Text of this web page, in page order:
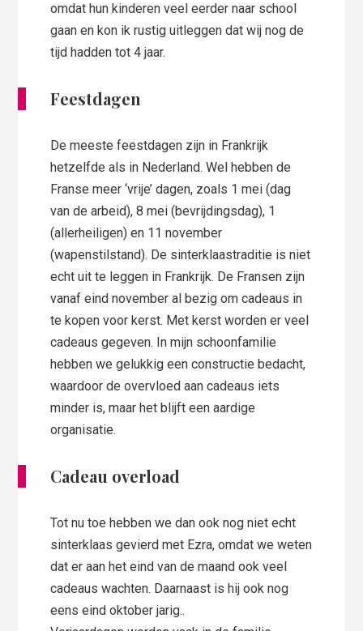
omdat hun kinderen veel eerder naar school
gaan en kon ik rustig uitleggen dat wij nog de
tijd hadden tot 4 jaar.
Feestdagen
De meeste feestdagen zijn in Frankrijk
hetzelfde als in Nederland. Wel hebben de
Franse meer ‘vrije’ dagen, zoals 1 mei (dag
van de arbeid), 8 mei (bevrijdingsdag), 1
(allerheiligen) en 11 november
(wapenstilstand). De sinterklaastraditie is niet
echt uit te leggen in Frankrijk. De Fransen zijn
vanaf eind november al bezig om cadeaus in
te kopen voor kerst. Met kerst worden er veel
cadeaus gegeven. In mijn schoonfamilie
hebben we gelukkig een constructie bedacht,
waardoor de overvloed aan cadeaus iets
minder is, maar het blijft een aardige
organisatie.
Cadeau overload
Tot nu toe hebben we dan ook nog niet echt
sinterklaas gevierd met Ezra, omdat we weten
dat er aan het eind van de maand ook veel
cadeaus wachten. Daarnaast is hij ook nog
eens eind oktober jarig..